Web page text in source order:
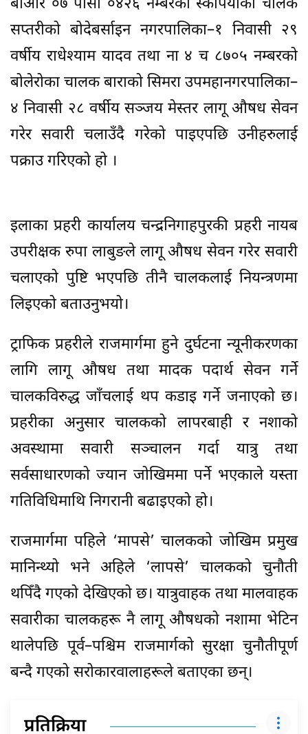
बीआर ०७ पीसी ०४२६ नम्बरको स्कर्पियोका चालक
सप्तरीको बोदेबर्साइन नगरपालिका–१ निवासी २९
वर्षीय राधेश्याम यादव तथा ना ४ च ८७०५ नम्बरको
बोलेरोका चालक बाराको सिमरा उपमहानगरपालिका–
४ निवासी २८ वर्षीय सञ्जय मेस्तर लागू औषध सेवन
गरेर सवारी चलाउँदै गरेको पाइएपछि उनीहरुलाई
पक्राउ गरिएको हो ।
इलाका प्रहरी कार्यालय चन्द्रनिगाहपुरकी प्रहरी नायब
उपरीक्षक रुपा लाबुङले लागू औषध सेवन गरेर सवारी
चलाएको पुष्टि भएपछि तीनै चालकलाई नियन्त्रणमा
लिइएको बताउनुभयो।
ट्राफिक प्रहरीले राजमार्गमा हुने दुर्घटना न्यूनीकरणका
लागि लागू औषध तथा मादक पदार्थ सेवन गर्ने
चालकविरुद्ध जाँचलाई थप कडाइ गर्ने जनाएको छ।
प्रहरीका अनुसार चालकको लापरबाही र नशाको
अवस्थामा सवारी सञ्चालन गर्दा यात्रु तथा
सर्वसाधारणको ज्यान जोखिममा पर्ने भएकाले यस्ता
गतिविधिमाथि निगरानी बढाइएको हो।
राजमार्गमा पहिले ‘मापसे’ चालकको जोखिम प्रमुख
मानिन्थ्यो भने अहिले ‘लापसे’ चालकको चुनौती
थपिँदै गएको देखिएको छ। यात्रुवाहक तथा मालवाहक
सवारीका चालकहरू नै लागू औषधको नशामा भेटिन
थालेपछि पूर्व–पश्चिम राजमार्गको सुरक्षा चुनौतीपूर्ण
बन्दै गएको सरोकारवालाहरूले बताएका छन्।
प्रतिक्रिया